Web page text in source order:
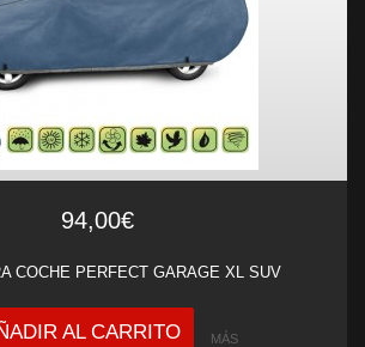
94,00€
COCHE PERFECT GARAGE XL SUV
AL CARRITO MÁS